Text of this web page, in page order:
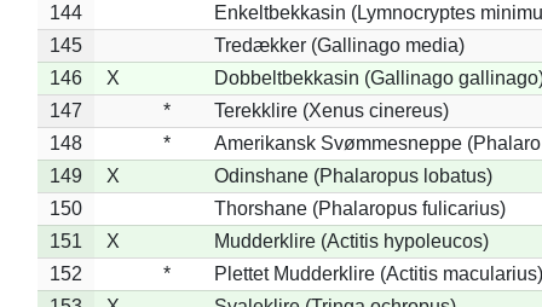
144
Enkeltbekkasin (Lymnocryptes
145
Tredækker (Gallinago media)
146
X
Dobbeltbekkasin (Gallinago
147
*
Terekklire (Xenus cinereus)
148
*
Amerikansk Svømmesneppe
149
X
Odinshane (Phalaropus lobatus)
150
Thorshane (Phalaropus fulicarius)
151
X
Mudderklire (Actitis hypoleucos)
152
*
Plettet Mudderklire (Actitis macularius)